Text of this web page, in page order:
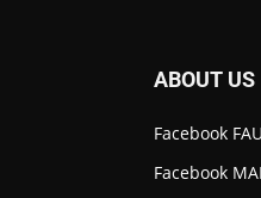
ABOUT US
Facebook
Facebook MAI